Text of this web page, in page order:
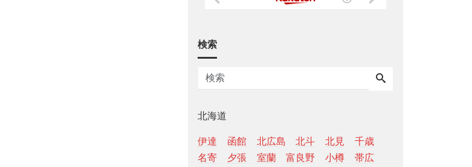
検索
北海道
伊達 函館 北広島 北斗 北見
千歳
名寄
夕張 室蘭 富良野 小樽
帯広